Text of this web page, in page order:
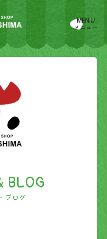
MENU
メニュー
BLOG
ブログ